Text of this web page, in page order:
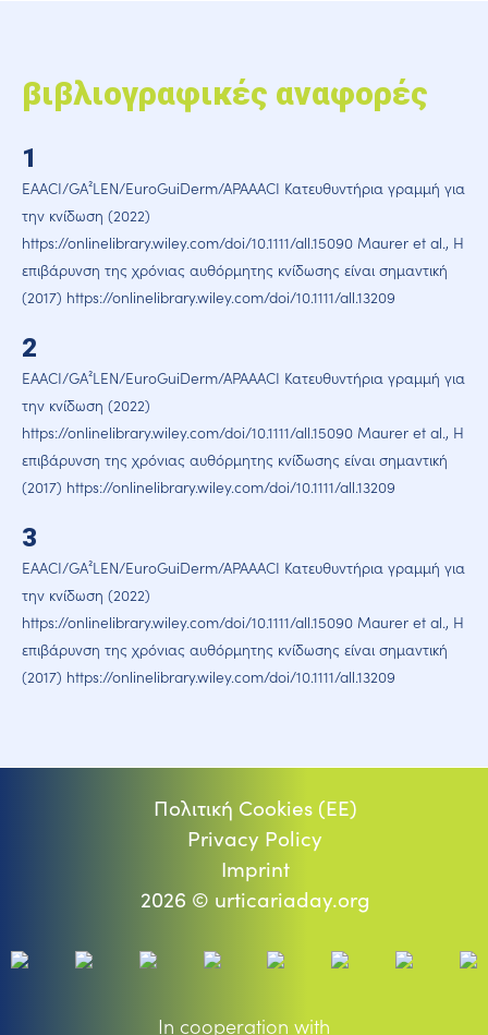
βιβλιογραφικές αναφορές
1
EAACI/GA²LEN/EuroGuiDerm/APAAACI Κατευθυντήρια γραμμή για
την κνίδωση (2022)
https://onlinelibrary.wiley.com/doi/10.1111/all.15090 Maurer et al., Η
επιβάρυνση της χρόνιας αυθόρμητης κνίδωσης είναι σημαντική
(2017) https://onlinelibrary.wiley.com/doi/10.1111/all.13209
2
EAACI/GA²LEN/EuroGuiDerm/APAAACI Κατευθυντήρια γραμμή για
την κνίδωση (2022)
https://onlinelibrary.wiley.com/doi/10.1111/all.15090 Maurer et al., Η
επιβάρυνση της χρόνιας αυθόρμητης κνίδωσης είναι σημαντική
(2017) https://onlinelibrary.wiley.com/doi/10.1111/all.13209
3
EAACI/GA²LEN/EuroGuiDerm/APAAACI Κατευθυντήρια γραμμή για
την κνίδωση (2022)
https://onlinelibrary.wiley.com/doi/10.1111/all.15090 Maurer et al., Η
επιβάρυνση της χρόνιας αυθόρμητης κνίδωσης είναι σημαντική
(2017) https://onlinelibrary.wiley.com/doi/10.1111/all.13209
Πολιτική Cookies (ΕΕ)
Privacy Policy
Imprint
2026 © urticariaday.org
In cooperation with